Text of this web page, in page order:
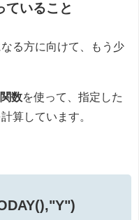
ていること
る方に向けて、もう少
数を使って、指定した
算しています。